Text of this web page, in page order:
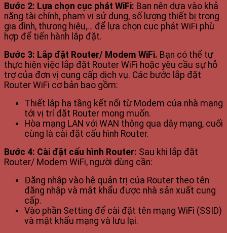
Bước 2: Lựa chọn cục phát WiFi: Bạn nên dựa vào khả
năng tài chính, phạm vi sử dụng, số lượng thiết bị trong
gia đình, thương hiệu,… để lựa chọn cục phát WiFi phù
hợp để tiến hành lắp đặt.
Bước 3: Lắp đặt Router/ Modem WiFi. Bạn có thể tự
thực hiện việc lắp đặt Router WiFi hoặc yêu cầu sự hỗ
trợ của đơn vị cung cấp dịch vụ. Các bước lắp đặt
Router WiFi cơ bản bao gồm:
Thiết lập hạ tầng kết nối từ Modem của nhà mạng
tới vị trí đặt Router mong muốn.
Hòa mạng LAN với WAN thông qua dây mạng, cuối
cùng là cài đặt cấu hình Router.
Bước 4: Cài đặt cấu hình Router: Sau khi lắp đặt
Router/ Modem WiFi, người dùng cần:
Đăng nhập vào hệ quản trị của Router theo tên
đăng nhập và mật khẩu được nhà sản xuất cung
cấp.
Vào phần Setting để cài đặt tên mạng WiFi (SSID)
và mật khẩu mạng và lưu lại.